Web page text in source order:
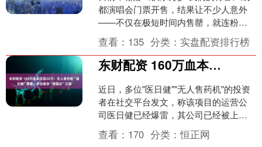
都演唱会门票开售，结果让不少人意外
——不仅在极短时间内售罄，就连粉丝
呼吁加场的场次，也实现了"秒罄"。对于
一位大众认知里"主....
查看： 135 分类： 实盘配资排行榜
东财配资 160万血本仅回20万！无人售药柜“医日健”爆雷，牵出复杂“假国企”江湖
近日，多位"医日健""无人售药机"的投资
者在社交平台发文，称该项目的运营公
司医日健已经爆雷，其公司已经被上海
市公安局青浦分局查封。 财闻多方采访
了解到，医日健公....
查看： 170 分类：恒正网